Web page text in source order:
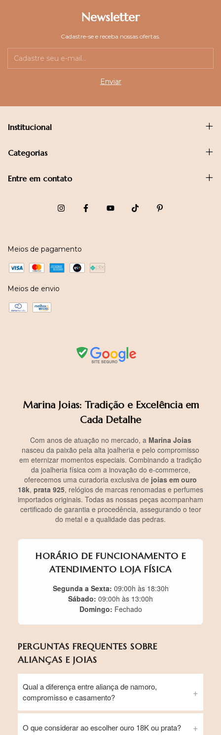
Newsletter
Cadastre-se e receba nossas ofertas.
Institucional
Categorias
Entre em contato
Meios de pagamento
Meios de envio
Marina Joias: Tradição e Excelência em
Cada Detalhe
Com anos de atuação no mercado, a Marina Joias
nasceu da paixão pela alta joalheria e pelo compromisso
em eternizar momentos especiais. Combinando a tradição
da joalheria física com a inovação do e-commerce,
oferecemos uma curadoria exclusiva de joias em ouro
18k, prata 925, relógios de marcas renomadas e perfumes
importados originais. Todas as nossas peças acompanham
certificado de garantia e procedência, assegurando o teor
do metal e a qualidade das pedras.
HORÁRIO DE FUNCIONAMENTO E
ATENDIMENTO LOJA FÍSICA
Segunda a Sexta: 09:00h às 18:30h
Sábado: 09:00h às 13:00h
Domingo: Fechado
PERGUNTAS FREQUENTES SOBRE
ALIANÇAS E JOIAS
Qual a diferença entre aliança de namoro,
compromisso e casamento?
O que considerar ao escolher ouro 18K ou prata?